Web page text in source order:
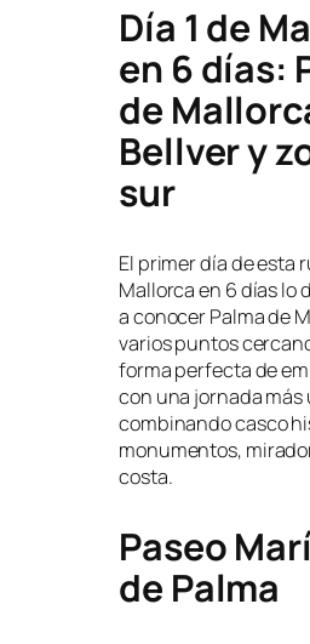
Día 1 de
en 6 días:
de
Bellver y
sur
El primer día de esta
Mallorca en 6 días lo
a conocer Palma de
varios puntos
forma perfecta de
con una jornada más
combinando casco
monumentos,
costa.
Paseo
de Palma